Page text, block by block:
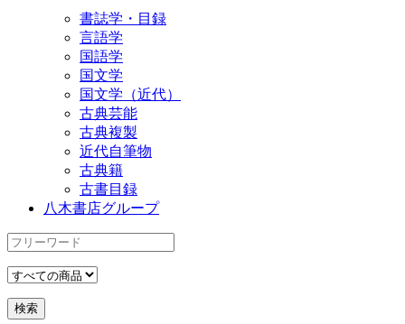
書誌学・目録
言語学
国語学
国文学
国文学（近代）
古典芸能
古典複製
近代自筆物
古典籍
古書目録
八木書店グループ